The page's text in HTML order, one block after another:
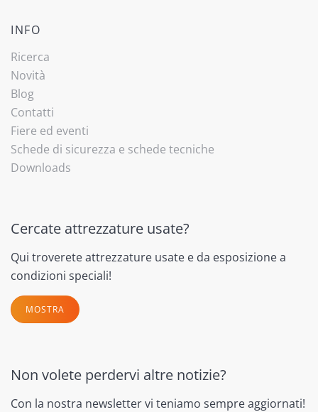
INFO
Ricerca
Novità
Blog
Contatti
Fiere ed eventi
Schede di sicurezza e schede tecniche
Downloads
Cercate attrezzature usate?
Qui troverete attrezzature usate e da esposizione a
condizioni speciali!
MOSTRA
Non volete perdervi altre notizie?
Con la nostra newsletter vi teniamo sempre aggiornati!